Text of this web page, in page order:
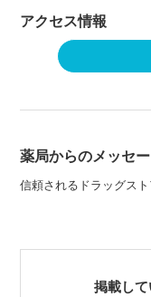
アクセス情報
薬局からのメッセ
信頼されるドラッグス
掲載し